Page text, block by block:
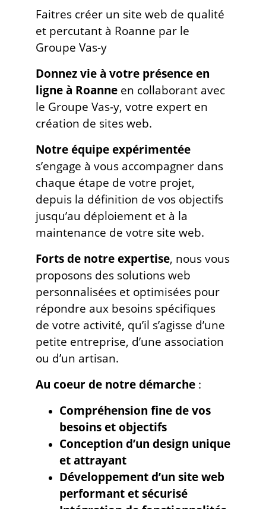
Faitres créer un site web de qualité
et percutant à Roanne par le
Groupe Vas-y
Donnez vie à votre présence en
ligne à Roanne en collaborant avec
le Groupe Vas-y, votre expert en
création de sites web.
Notre équipe expérimentée
s’engage à vous accompagner dans
chaque étape de votre projet,
depuis la définition de vos objectifs
jusqu’au déploiement et à la
maintenance de votre site web.
Forts de notre expertise, nous vous
proposons des solutions web
personnalisées et optimisées pour
répondre aux besoins spécifiques
de votre activité, qu’il s’agisse d’une
petite entreprise, d’une association
ou d’un artisan.
Au coeur de notre démarche :
Compréhension fine de vos
besoins et objectifs
Conception d’un design unique
et attrayant
Développement d’un site web
performant et sécurisé